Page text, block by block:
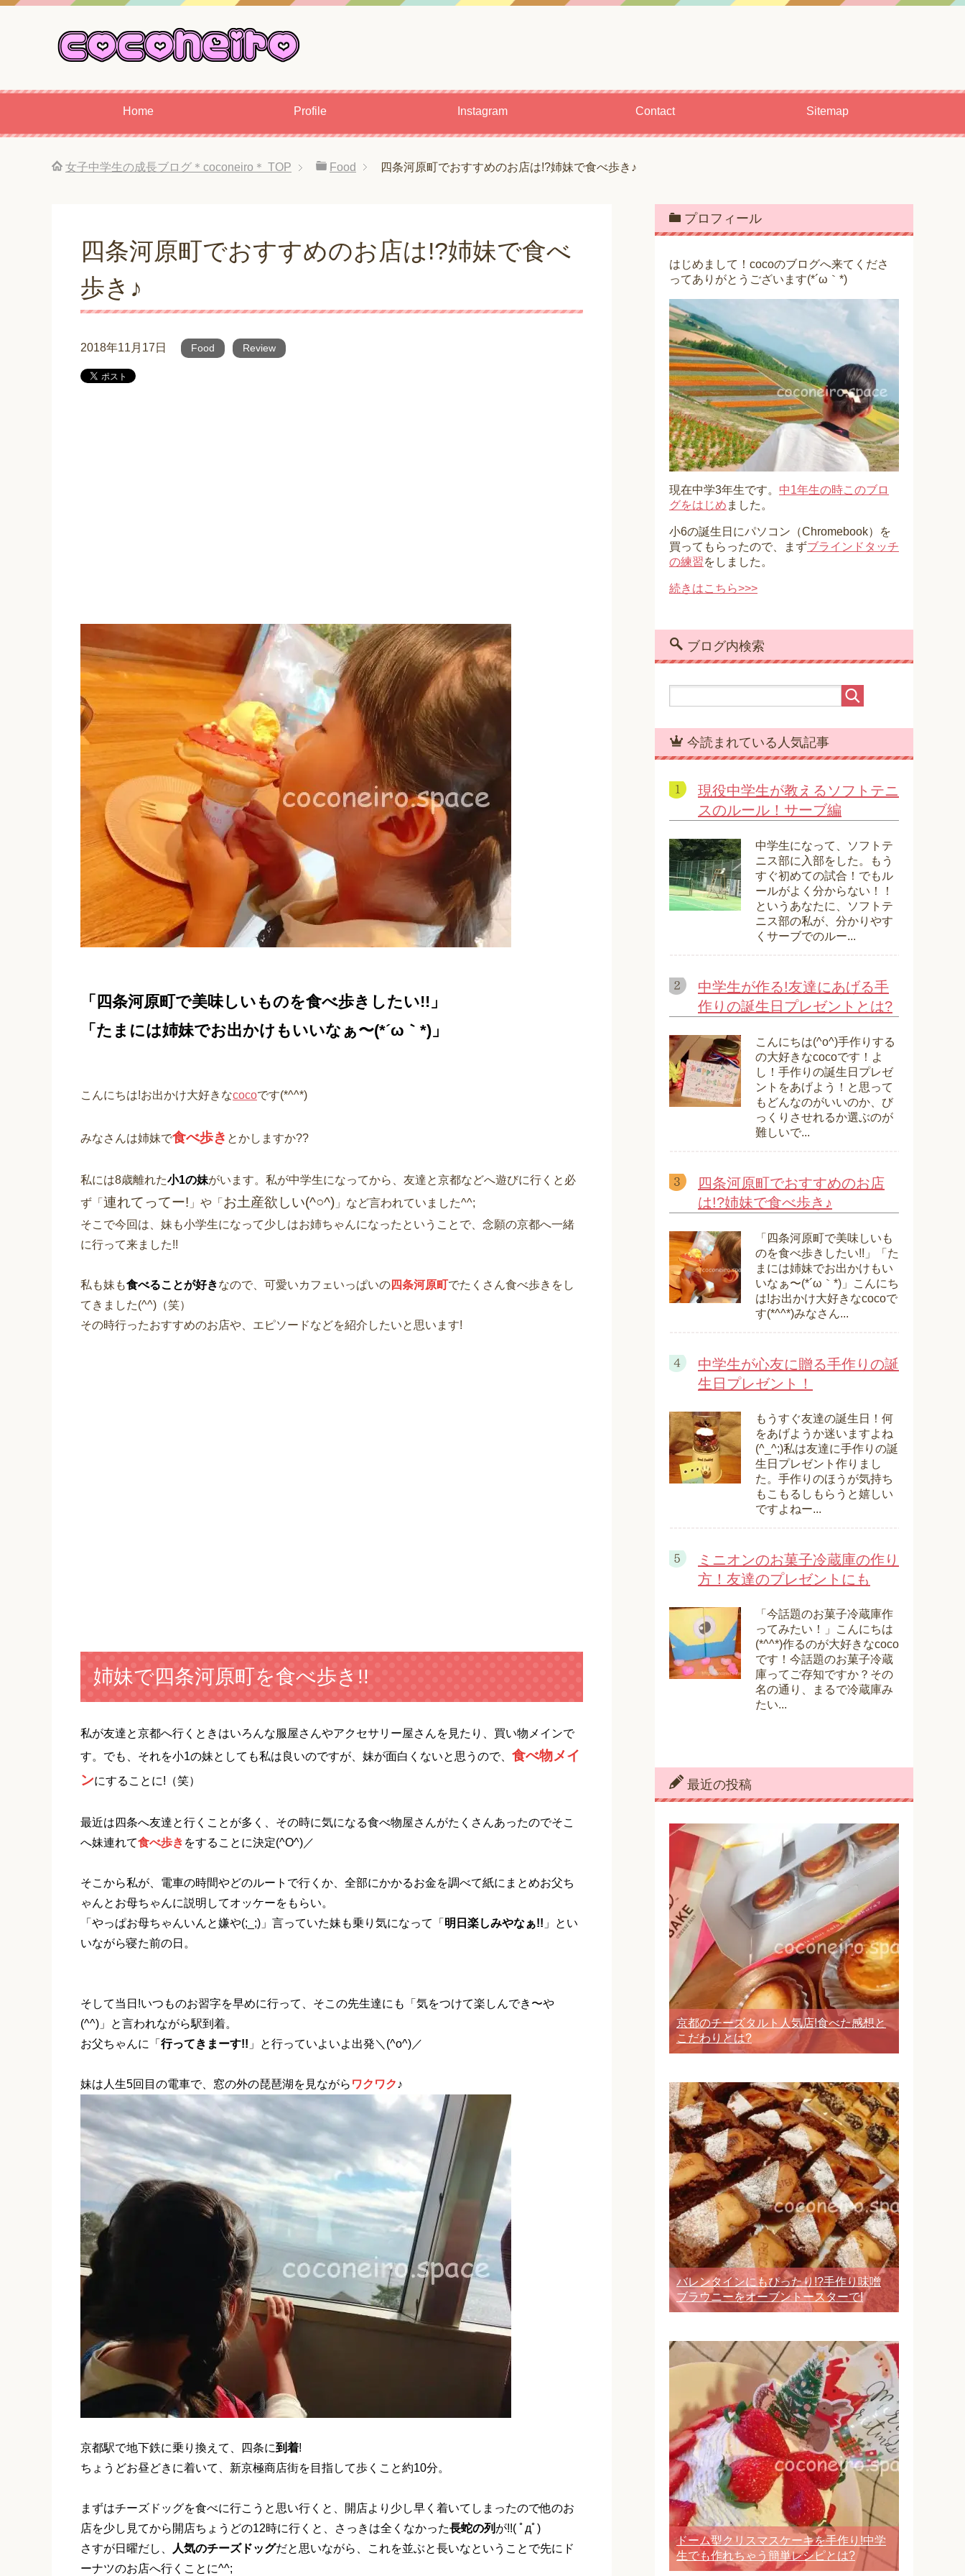
Home Profile Instagram Contact Sitemap
女子中学生の成長ブログ＊coconeiro＊ TOP Food 四条河原町でおすすめのお店は!?姉妹で食べ歩き♪
四条河原町でおすすめのお店は!?姉妹で食べ
歩き♪
2018年11月17日 Food Review
「四条河原町で美味しいものを食べ歩きしたい!!」
「たまには姉妹でお出かけもいいなぁ〜(*´ω｀*)」
こんにちは!お出かけ大好きなcocoです(*^^*)
みなさんは姉妹で食べ歩き とかしますか??
私には8歳離れた小1の妹がいます。私が中学生になってから、友達と京都などへ遊びに行くと必
ず「 連れてってー! 」や「 お土産欲しい(^○^) 」など言われていました^^;
そこで今回は、妹も小学生になって少しはお姉ちゃんになったということで、念願の京都へ一緒
に行って来ました!!
私も妹も食べることが好きなので、可愛いカフェいっぱいの四条河原町でたくさん食べ歩きをし
てきました(^^)（笑）
その時行ったおすすめのお店や、エピソードなどを紹介したいと思います!
姉妹で四条河原町を食べ歩き!!
私が友達と京都へ行くときはいろんな服屋さんやアクセサリー屋さんを見たり、買い物メインで
す。でも、それを小1の妹としても私は良いのですが、妹が面白くないと思うので、 食べ物メイ
ンにすることに!（笑）
最近は四条へ友達と行くことが多く、その時に気になる食べ物屋さんがたくさんあったのでそこ
へ妹連れて食べ歩き をすることに決定(^O^)／
そこから私が、電車の時間やどのルートで行くか、全部にかかるお金を調べて紙にまとめお父ち
ゃんとお母ちゃんに説明してオッケーをもらい。
「やっぱお母ちゃんいんと嫌や(;_;)」言っていた妹も乗り気になって「 明日楽しみやなぁ!! 」とい
いながら寝た前の日。
そして当日!いつものお習字を早めに行って、そこの先生達にも「気をつけて楽しんでき〜や
(^^)」と言われながら駅到着。
お父ちゃんに「 行ってきまーす!! 」と行っていよいよ出発＼(^o^)／
妹は人生5回目の電車で、窓の外の琵琶湖を見ながら ワクワク♪
京都駅で地下鉄に乗り換えて、四条に到着!
ちょうどお昼どきに着いて、新京極商店街を目指して歩くこと約10分。
まずはチーズドッグを食べに行こうと思い行くと、開店より少し早く着いてしまったので他のお
店を少し見てから開店ちょうどの12時に行くと、さっきは全くなかった長蛇の列 が!!( ﾟдﾟ)
さすが日曜だし、
人気のチーズドッグだと思いながら、これを並ぶと長いなということで先にド
ーナツのお店へ行くことに^^;
プロフィール
はじめまして！cocoのブログへ来てくださ
ってありがとうございます(*´ω｀*)
現在中学3年生です。 中1年生の時このブロ
グをはじめ ました。
小6の誕生日にパソコン（Chromebook）を
買ってもらったので、まずブラインドタッチ
の練習をしました。
続きはこちら>>>
ブログ内検索
今読まれている人気記事
現役中学生が教えるソフトテニ
スのルール！サーブ編
中学生になって、ソフトテ
ニス部に入部をした。もう
すぐ初めての試合！でもル
ールがよく分からない！！
というあなたに、ソフトテ
ニス部の私が、分かりやす
くサーブでのルー...
中学生が作る!友達にあげる手
作りの誕生日プレゼントとは?
こんにちは(^o^)手作りする
の大好きなcocoです！よ
し！手作りの誕生日プレゼ
ントをあげよう！と思って
もどんなのがいいのか、び
っくりさせれるか選ぶのが
難しいで...
四条河原町でおすすめのお店
は!?姉妹で食べ歩き♪
「四条河原町で美味しいも
のを食べ歩きしたい!!」「た
まには姉妹でお出かけもい
いなぁ〜(*´ω｀*)」こんにち
は!お出かけ大好きなcocoで
す(*^^*)みなさん...
中学生が心友に贈る手作りの誕
生日プレゼント！
もうすぐ友達の誕生日！何
をあげようか迷いますよね
(^_^;)私は友達に手作りの誕
生日プレゼント作りまし
た。手作りのほうが気持ち
もこもるしもらうと嬉しい
ですよねー...
ミニオンのお菓子冷蔵庫の作り
方！友達のプレゼントにも
「今話題のお菓子冷蔵庫作
ってみたい！」こんにちは
(*^^*)作るのが大好きなcoco
です！今話題のお菓子冷蔵
庫ってご存知ですか？その
名の通り、まるで冷蔵庫み
たい...
最近の投稿
京都のチーズタルト人気店!食べた感想と
こだわりとは?
バレンタインにもぴったり!?手作り味噌
ブラウニーをオーブントースターで!
ドーム型クリスマスケーキを手作り!中学
生でも作れちゃう簡単レシピとは?